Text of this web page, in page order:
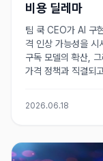
비용 딜레마
팀 쿡 CEO가 AI 구
격 인상 가능성을
구독 모델의 확산,
가격 정책과 직결되
2026.06.18